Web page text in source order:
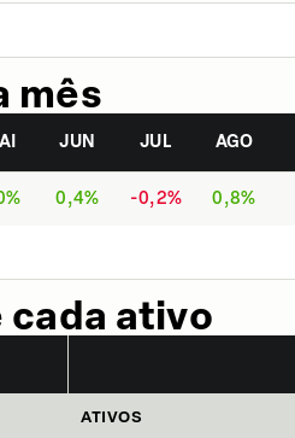
mês
JUN JUL AGO
0,4% -0,2% 0,8%
ativo
ATIVOS